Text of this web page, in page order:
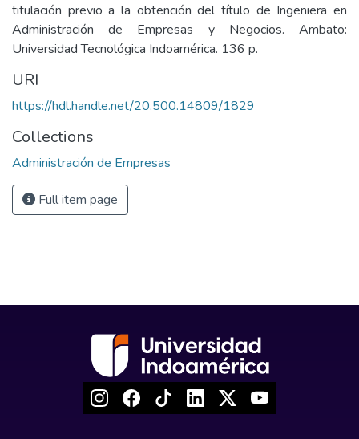
titulación previo a la obtención del título de Ingeniera en
Administración de Empresas y Negocios. Ambato:
Universidad Tecnológica Indoamérica. 136 p.
URI
https://hdl.handle.net/20.500.14809/1829
Collections
Administración de Empresas
Full item page